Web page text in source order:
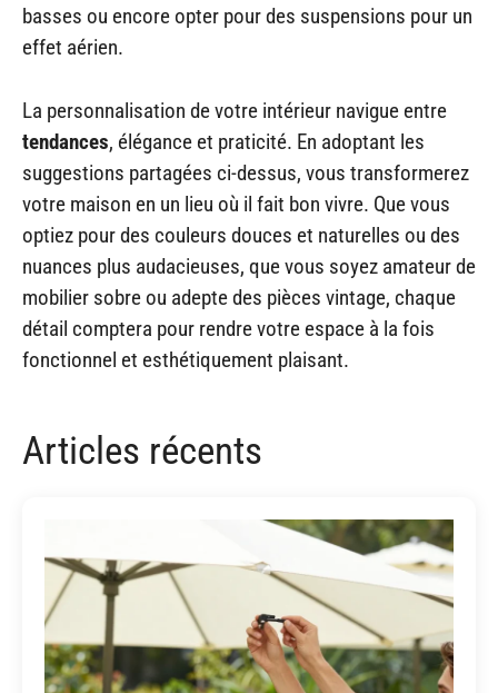
basses ou encore opter pour des suspensions pour un
effet aérien.
La personnalisation de votre intérieur navigue entre
tendances, élégance et praticité. En adoptant les
suggestions partagées ci-dessus, vous transformerez
votre maison en un lieu où il fait bon vivre. Que vous
optiez pour des couleurs douces et naturelles ou des
nuances plus audacieuses, que vous soyez amateur de
mobilier sobre ou adepte des pièces vintage, chaque
détail comptera pour rendre votre espace à la fois
fonctionnel et esthétiquement plaisant.
Articles récents